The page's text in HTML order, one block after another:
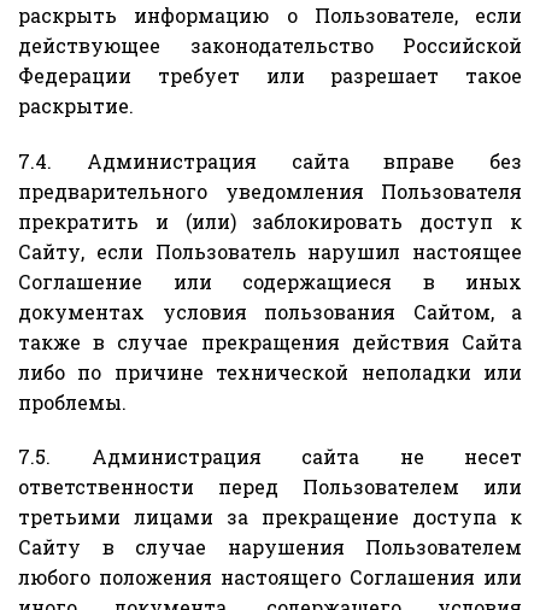
раскрыть информацию о Пользователе, если
действующее законодательство Российской
Федерации требует или разрешает такое
раскрытие.
7.4. Администрация сайта вправе без
предварительного уведомления Пользователя
прекратить и (или) заблокировать доступ к
Сайту, если Пользователь нарушил настоящее
Соглашение или содержащиеся в иных
документах условия пользования Сайтом, а
также в случае прекращения действия Сайта
либо по причине технической неполадки или
проблемы.
7.5. Администрация сайта не несет
ответственности перед Пользователем или
третьими лицами за прекращение доступа к
Сайту в случае нарушения Пользователем
любого положения настоящего Соглашения или